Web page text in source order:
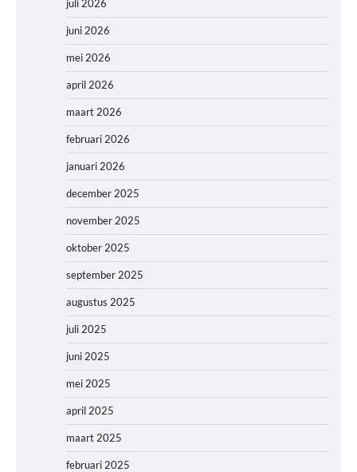
juli 2026
juni 2026
mei 2026
april 2026
maart 2026
februari 2026
januari 2026
december 2025
november 2025
oktober 2025
september 2025
augustus 2025
juli 2025
juni 2025
mei 2025
april 2025
maart 2025
februari 2025